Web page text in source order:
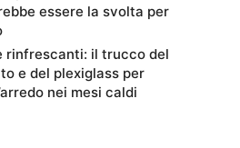
essere la svolta per
rinfrescanti: il trucco del
e del plexiglass per
nei mesi caldi